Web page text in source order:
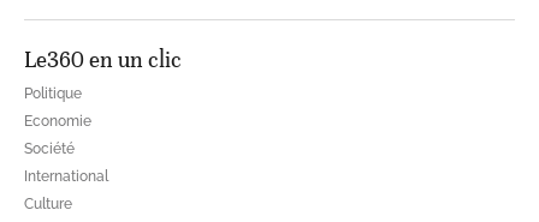
Le360 en un clic
Politique
Economie
Société
International
Culture